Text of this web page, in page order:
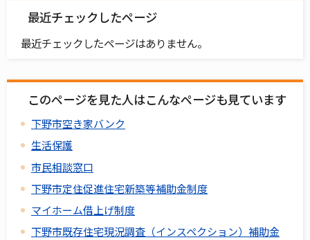
最近チェックしたページ
最近チェックしたページはありません。
このページを見た人はこんなページも見ています
下野市空き家バンク
生活保護
市民相談窓口
下野市定住促進住宅新築等補助金制度
マイホーム借上げ制度
下野市既存住宅現況調査（インスペクション）補助金